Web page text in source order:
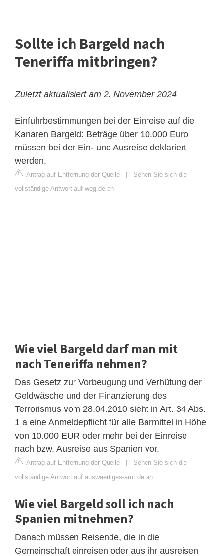
Sollte ich Bargeld nach
Teneriffa mitbringen?
Zuletzt aktualisiert am 2. November 2024
Einfuhrbestimmungen bei der Einreise auf die
Kanaren Bargeld: Beträge über 10.000 Euro
müssen bei der Ein- und Ausreise deklariert
werden​.
Antrag auf Entfernung der Quelle
Sehen Sie sich die
vollständige Antwort auf weg.de an
Wie viel Bargeld darf man mit
nach Teneriffa nehmen?
Das Gesetz zur Vorbeugung und Verhütung der
Geldwäsche und der Finanzierung des
Terrorismus vom 28.04.2010 sieht in Art. 34 Abs.
1 a eine Anmeldepflicht für alle Barmittel in Höhe
von 10.000 EUR oder mehr bei der Einreise
nach bzw. Ausreise aus Spanien vor.
Antrag auf Entfernung der Quelle
Sehen Sie sich die
vollständige Antwort auf auswaertiges-amt.de an
Wie viel Bargeld soll ich nach
Spanien mitnehmen?
Danach müssen Reisende, die in die
Gemeinschaft einreisen oder aus ihr ausreisen